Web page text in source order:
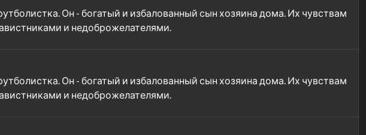
Он - богатый и избалованный сын хозяина дома. Их чувствам
и недоброжелателями.
Он - богатый и избалованный сын хозяина дома. Их чувствам
и недоброжелателями.